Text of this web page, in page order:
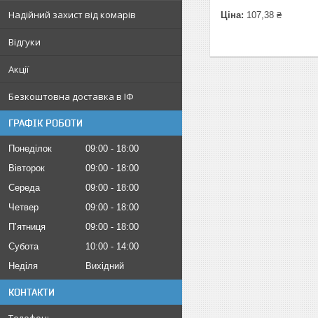
Надійний захист від комарів
Відгуки
Акції
Безкоштовна доставка в ІФ
ГРАФІК РОБОТИ
Понеділок 09:00
18:00
Вівторок
09:00
18:00
Середа
09:00
18:00
Четвер
09:00
18:00
Пʼятниця
09:00
18:00
Субота
10:00
14:00
Неділя
Вихідний
КОНТАКТИ
Ціна: 107,38 ₴